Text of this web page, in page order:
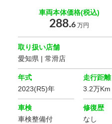
車両本体価格(税込)
288.6 万円
取り扱い店舗
愛知県 | 常滑店
年式
2023(R5)年
走行距離
3.2万Km
車検
車検整備付
修復歴
なし